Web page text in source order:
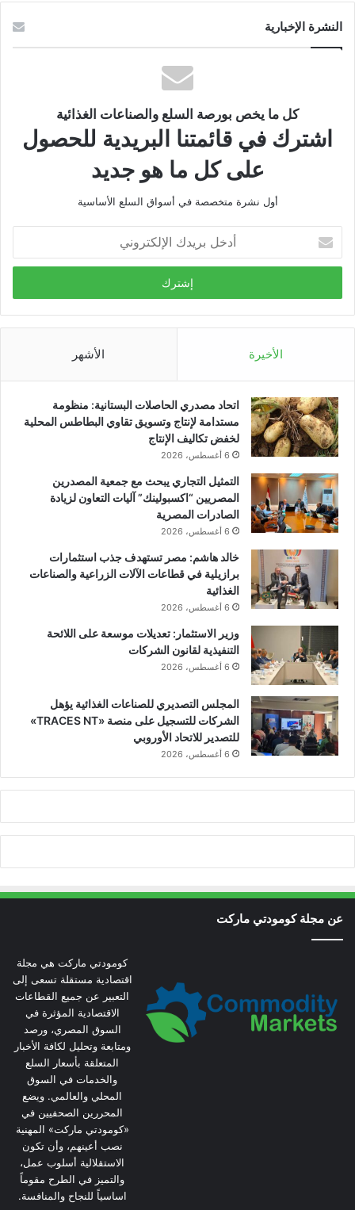
النشرة الإخبارية
كل ما يخص بورصة السلع والصناعات الغذائية
اشترك في قائمتنا البريدية للحصول
على كل ما هو جديد
أول نشرة متخصصة في أسواق السلع الأساسية
بريدك
الإلكتروني
الأخيرة الأشهر
اتحاد مصدري الحاصلات البستانية: منظومة
مستدامة لإنتاج وتسويق تقاوي البطاطس المحلية
لخفض تكاليف الإنتاج
6 أغسطس، 2026
التمثيل التجاري يبحث مع جمعية المصدرين
المصريين “اكسبولينك” آليات التعاون لزيادة
الصادرات المصرية
6 أغسطس، 2026
خالد هاشم: مصر تستهدف جذب استثمارات
برازيلية في قطاعات الآلات الزراعية والصناعات
الغذائية
6 أغسطس، 2026
وزير الاستثمار: تعديلات موسعة على اللائحة
التنفيذية لقانون الشركات
6 أغسطس، 2026
المجلس التصديري للصناعات الغذائية يؤهل
الشركات للتسجيل على منصة «TRACES NT»
للتصدير للاتحاد الأوروبي
6 أغسطس، 2026
عن مجلة كومودتي ماركت
كومودتي ماركت هي مجلة
اقتصادية مستقلة تسعى إلى
التعبير عن جميع القطاعات
الاقتصادية المؤثرة في
السوق المصري، ورصد
ومتابعة وتحليل لكافة الأخبار
المتعلقة بأسعار السلع
والخدمات في السوق
المحلي والعالمي. ويضع
المحررين الصحفيين في
«كومودتي ماركت» المهنية
نصب أعينهم، وأن تكون
الاستقلالية أسلوب عمل،
والتميز في الطرح مقوماً
اساسياً للنجاح والمنافسة.